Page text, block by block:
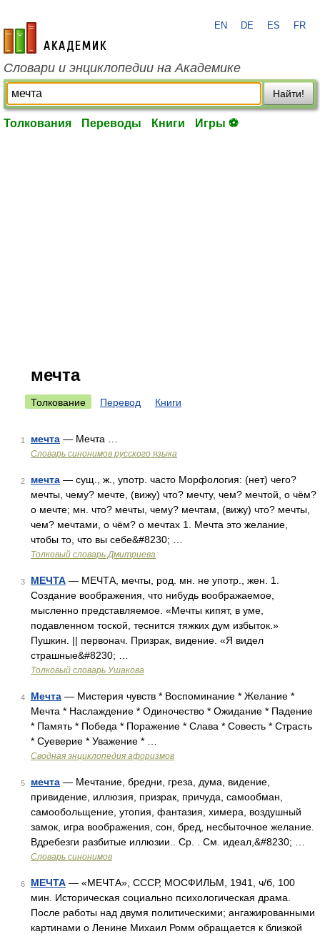
academic.ru
EN DE ES FR
Словари и энциклопедии на Академике
Найти!
Толкования Переводы Книги Игры ⚽
мечта
Толкование Перевод Книги
1 мечта — Мечта …
Словарь синонимов русского языка
2 мечта — сущ., ж., употр. часто Морфология: (нет) чего?
мечты, чему? мечте, (вижу) что? мечту, чем? мечтой, о чём?
о мечте; мн. что? мечты, чему? мечтам, (вижу) что? мечты,
чем? мечтами, о чём? о мечтах 1. Мечта это желание,
чтобы то, что вы себе&#8230; …
Толковый словарь Дмитриева
3 МЕЧТА — МЕЧТА, мечты, род. мн. не употр., жен. 1.
Создание воображения, что нибудь воображаемое,
мысленно представляемое. «Мечты кипят, в уме,
подавленном тоской, теснится тяжких дум избыток.»
Пушкин. || первонач. Призрак, видение. «Я видел
страшные&#8230; …
Толковый словарь Ушакова
4 Мечта — Мистерия чувств * Воспоминание * Желание *
Мечта * Наслаждение * Одиночество * Ожидание * Падение
* Память * Победа * Поражение * Слава * Совесть * Страсть
* Суеверие * Уважение * …
Сводная энциклопедия афоризмов
5 мечта — Мечтание, бредни, греза, дума, видение,
привидение, иллюзия, призрак, причуда, самообман,
самообольщение, утопия, фантазия, химера, воздушный
замок, игра воображения, сон, бред, несбыточное желание.
Вдребезги разбитые иллюзии.. Ср. . См. идеал,&#8230; …
Словарь синонимов
6 МЕЧТА — «МЕЧТА», СССР, МОСФИЛЬМ, 1941, ч/б, 100
мин. Историческая социально психологическая драма.
После работы над двумя политическими; ангажированными
картинами о Ленине Михаил Ромм обращается к близкой